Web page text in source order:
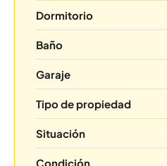
Dormitorio
Baño
Garaje
Tipo de propiedad
Situación
Condición